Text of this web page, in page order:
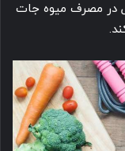
در مصرف میوه جات